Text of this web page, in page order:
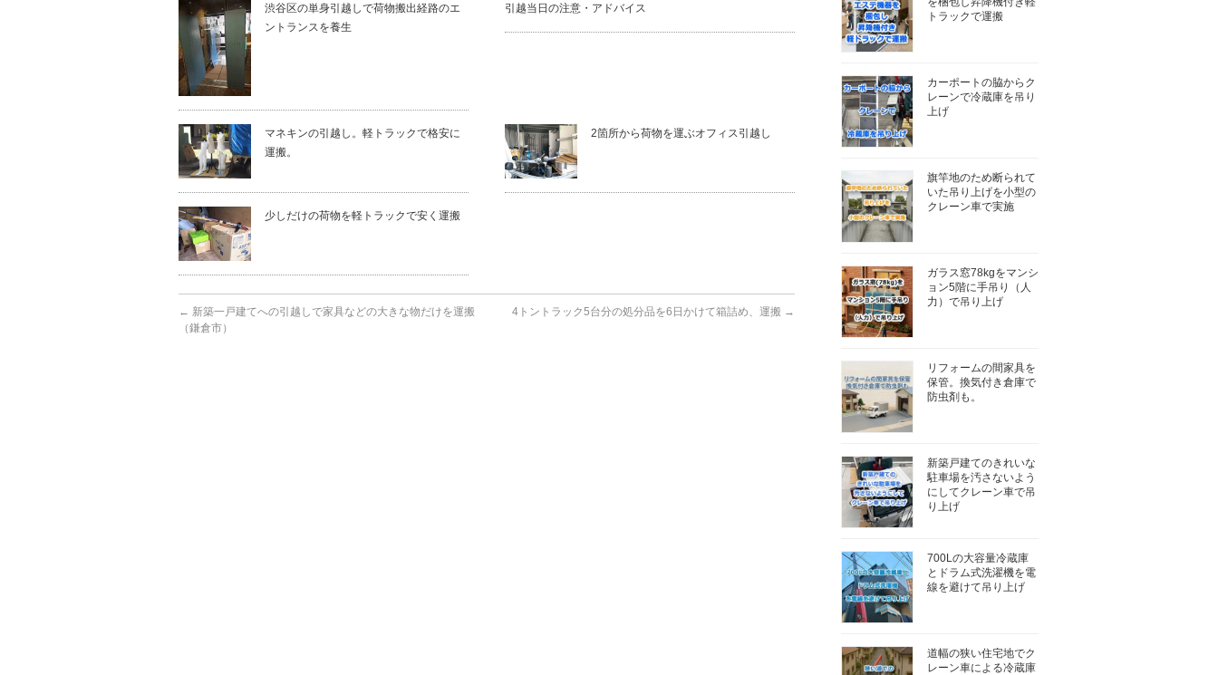
渋谷区の単身引越しで荷物搬出経路のエ
ントランスを養生
引越当日の注意・アドバイス
マネキンの引越し。軽トラックで格安に
運搬。
2箇所から荷物を運ぶオフィス引越し
少しだけの荷物を軽トラックで安く運搬
← 新築一戸建てへの引越しで家具などの大きな物だけを運搬
（鎌倉市）
4トントラック5台分の処分品を6日かけて箱詰め、運搬 →
トラックで運搬
カーポートの脇からク
レーンで冷蔵庫を吊り
上げ
旗竿地のため断られて
いた吊り上げを小型の
クレーン車で実施
ガラス窓78kgをマンシ
ョン5階に手吊り（人
力）で吊り上げ
リフォームの間家具を
保管。換気付き倉庫で
防虫剤も。
新築戸建てのきれいな
駐車場を汚さないよう
にしてクレーン車で吊
り上げ
700Lの大容量冷蔵庫
とドラム式洗濯機を電
線を避けて吊り上げ
道幅の狭い住宅地でク
レーン車による冷蔵庫